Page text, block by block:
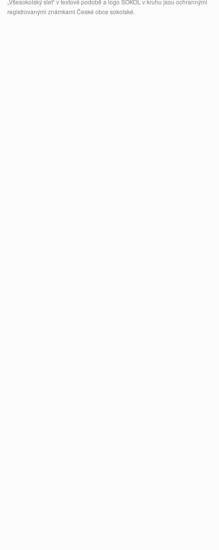
„Všesokolský slet“ v textové podobě a logo SOKOL v kruhu jsou ochrannými
registrovanými známkami České obce sokolské.